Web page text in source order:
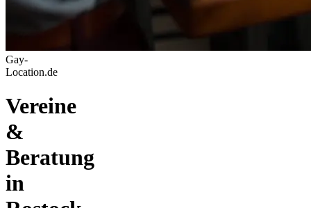
Gay-
Location.de
Vereine
&
Beratung
in